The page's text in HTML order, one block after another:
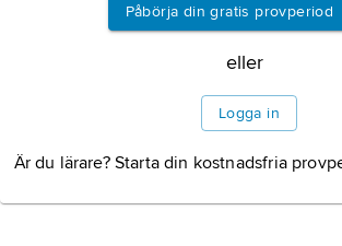
Påbörja din gratis provperiod
eller
Logga in
Är du lärare? Starta din kostnadsfria